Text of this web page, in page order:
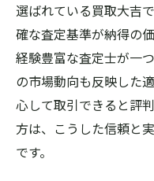
選ばれている買取大吉
確な査定基準が納得の
経験豊富な査定士が一
の市場動向も反映した
心して取引できると評
方は、こうした信頼と
です。